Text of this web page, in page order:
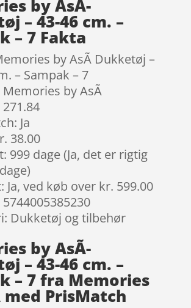
by AsÃ­
– 43-46 cm. –
– 7 Fakta
by AsÃ­ Dukketøj –
– Sampak – 7
by AsÃ­
271.84
Ja
38.00
999 dage (Ja, det er rigtig
Ja, ved køb over kr. 599.00
5744005385230
Dukketøj og tilbehør
by AsÃ­
– 43-46 cm. –
– 7 fra Memories
med PrisMatch